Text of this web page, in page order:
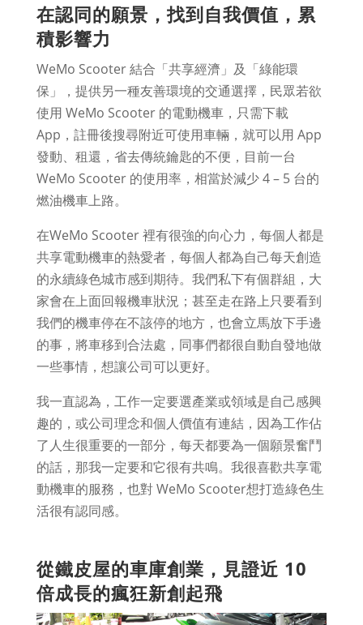
在認同的願景，找到自我價值，累
積影響力
WeMo Scooter 結合「共享經濟」及「綠能環
保」，提供另一種友善環境的交通選擇，民眾若欲
使用 WeMo Scooter 的電動機車，只需下載
App，註冊後搜尋附近可使用車輛，就可以用 App
發動、租還，省去傳統鑰匙的不便，目前一台
WeMo Scooter 的使用率，相當於減少 4 – 5 台的
燃油機車上路。
在WeMo Scooter 裡有很強的向心力，每個人都是
共享電動機車的熱愛者，每個人都為自己每天創造
的永續綠色城市感到期待。我們私下有個群組，大
家會在上面回報機車狀況；甚至走在路上只要看到
我們的機車停在不該停的地方，也會立馬放下手邊
的事，將車移到合法處，同事們都很自動自發地做
一些事情，想讓公司可以更好。
我一直認為，工作一定要選產業或領域是自己感興
趣的，或公司理念和個人價值有連結，因為工作佔
了人生很重要的一部分，每天都要為一個願景奮鬥
的話，那我一定要和它很有共鳴。我很喜歡共享電
動機車的服務，也對 WeMo Scooter想打造綠色生
活很有認同感。
從鐵皮屋的車庫創業，見證近 10
倍成長的瘋狂新創起飛